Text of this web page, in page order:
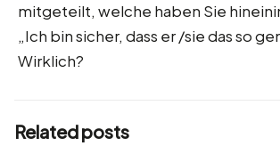
mitgeteilt, welche haben Sie
„Ich bin sicher, dass er /sie das so
Wirklich?
Related posts